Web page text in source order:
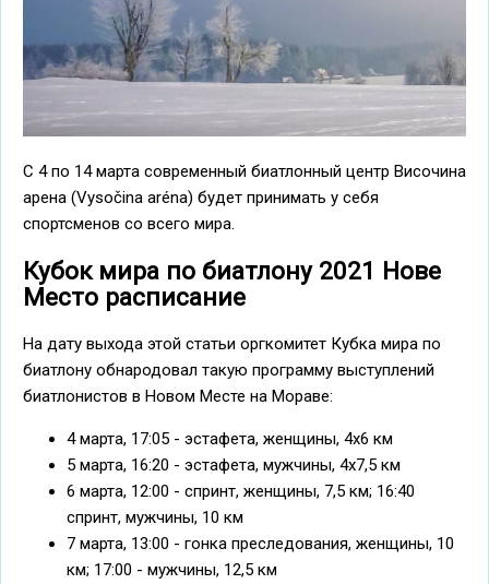
С 4 по 14 марта современный биатлонный центр Височина
арена (Vysočina aréna) будет принимать у себя
спортсменов со всего мира.
Кубок мира по биатлону 2021 Нове
Место расписание
На дату выхода этой статьи оргкомитет Кубка мира по
биатлону обнародовал такую программу выступлений
биатлонистов в Новом Месте на Мораве:
4 марта, 17:05 - эстафета, женщины, 4х6 км
5 марта, 16:20 - эстафета, мужчины, 4х7,5 км
6 марта, 12:00 - спринт, женщины, 7,5 км; 16:40
спринт, мужчины, 10 км
7 марта, 13:00 - гонка преследования, женщины, 10
км; 17:00 - мужчины, 12,5 км